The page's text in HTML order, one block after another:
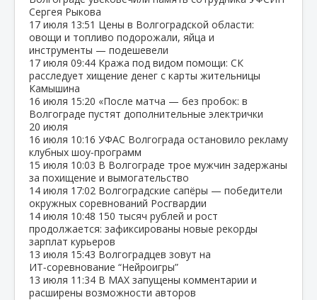
Сергея Рыкова
17 июля 13:51 Цены в Волгоградской области:
овощи и топливо подорожали, яйца и
инструменты — подешевели
17 июля 09:44 Кража под видом помощи: СК
расследует хищение денег с карты жительницы
Камышина
16 июля 15:20 «После матча — без пробок: в
Волгограде пустят дополнительные электрички
20 июля
16 июля 10:16 УФАС Волгограда остановило рекламу
клубных шоу‑программ
15 июля 10:03 В Волгограде трое мужчин задержаны
за похищение и вымогательство
14 июля 17:02 Волгоградские сапёры — победители
окружных соревнований Росгвардии
14 июля 10:48 150 тысяч рублей и рост
продолжается: зафиксированы новые рекорды
зарплат курьеров
13 июля 15:43 Волгоградцев зовут на
ИТ‑соревнование “Нейроигры”
13 июля 11:34 В МАХ запущены комментарии и
расширены возможности авторов